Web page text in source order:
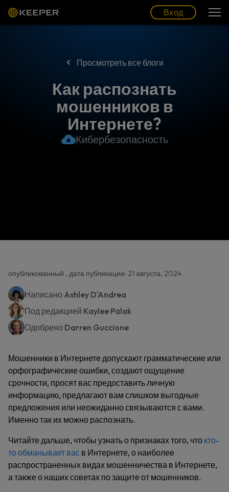
Вход
Просмотреть все блоги
Как распознать
мошенников в
Интернете?
Кибербезопасность
опубликованный , дата публикации: 21 августа, 2024
Написано Ashley D'Andrea
Под редакцией Kaylee Palak
Одобрено Darren Guccione
Мошенники в Интернете допускают грамматические или
орфографические ошибки, создают ощущение
срочности, просят вас предоставить личную
информацию, предлагают вам слишком выгодные
предложения или неожиданно связываются с вами.
Именно так их можно распознать.
Читайте дальше, чтобы узнать о признаках того, что кто-
то обманывает вас в Интернете, о наиболее
распространенных видах мошенничества в Интернете,
а также о наших советах по защите от мошенников.